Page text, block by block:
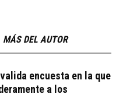
MÁS DEL AUTOR
encuesta en la que
a los